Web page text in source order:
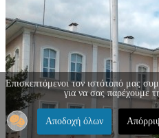
Επισκεπτόμενοι τον ιστότοπό μας
για να σας παρέχουμε
Αποδοχή όλων